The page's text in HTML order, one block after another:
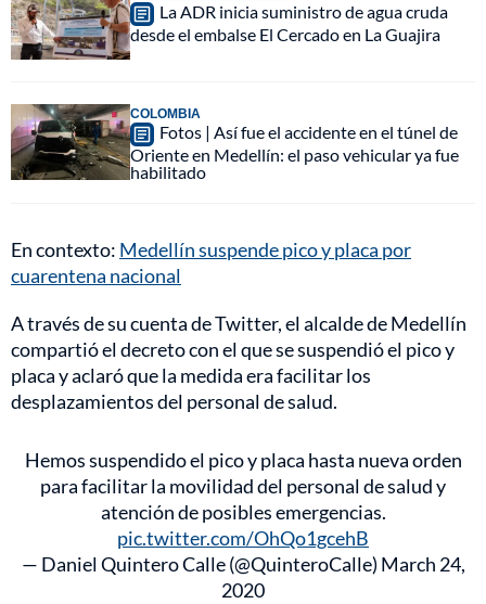
La ADR inicia suministro de agua cruda
desde el embalse El Cercado en La Guajira
COLOMBIA
Fotos | Así fue el accidente en el túnel de
Oriente en Medellín: el paso vehicular ya fue
habilitado
En contexto: Medellín suspende pico y placa por
cuarentena nacional
A través de su cuenta de Twitter, el alcalde de Medellín
compartió el decreto con el que se suspendió el pico y
placa y aclaró que la medida era facilitar los
desplazamientos del personal de salud.
Hemos suspendido el pico y placa hasta nueva orden
para facilitar la movilidad del personal de salud y
atención de posibles emergencias.
pic.twitter.com/OhQo1gcehB
— Daniel Quintero Calle (@QuinteroCalle) March 24,
2020